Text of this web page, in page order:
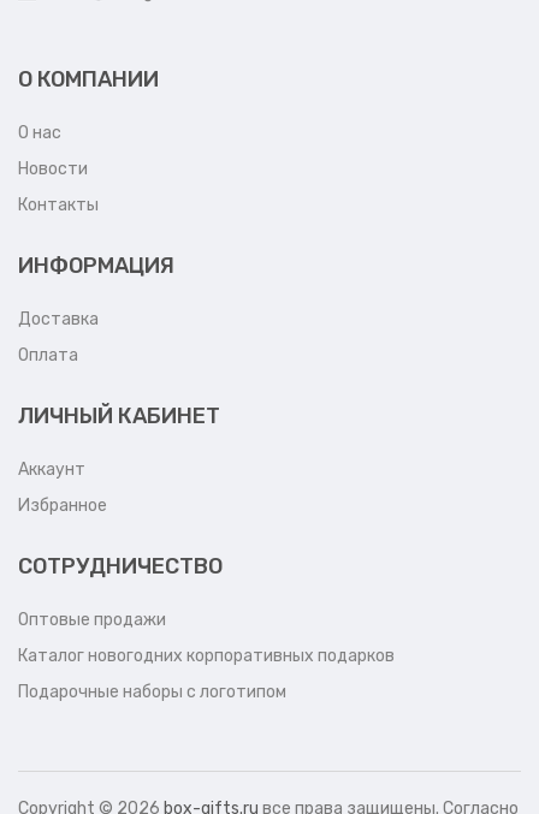
О КОМПАНИИ
О нас
Новости
Контакты
ИНФОРМАЦИЯ
Доставка
Оплата
ЛИЧНЫЙ КАБИНЕТ
Аккаунт
Избранное
СОТРУДНИЧЕСТВО
Оптовые продажи
Каталог новогодних корпоративных подарков
Подарочные наборы с логотипом
Copyright © 2026 box-gifts.ru все права защищены. Согласно